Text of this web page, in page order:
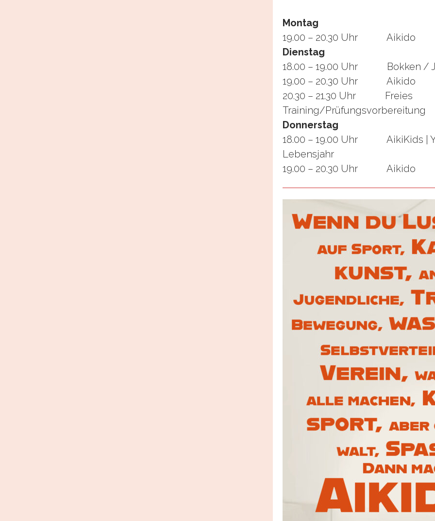
Montag
19.00 – 20.30 Uhr Aikido
Dienstag
18.00 – 19.00 Uhr Bokken /
19.00 – 20.30 Uhr Aikido
20.30 – 21.30 Uhr Freies
Training/Prüfungsvorbereitung
Donnerstag
18.00 – 19.00 Uhr AikiKids |
Lebensjahr
19.00 – 20.30 Uhr Aikido